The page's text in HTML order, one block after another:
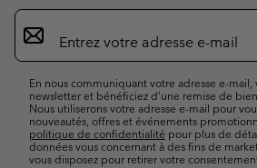
Inscription
par
e-
En nous communiquant votre adresse e-mail,
newsletter et bénéficiez d’une remise de
Nous utiliserons votre adresse e-mail pour
nouveautés, offres et événements
politique de confidentialité pour plus de
données vous concernant à des fins de
vous disposez pour retirer votre